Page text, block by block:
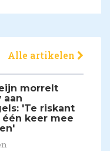
Alle artikelen
morrelt
aan
'Te riskant
keer mee